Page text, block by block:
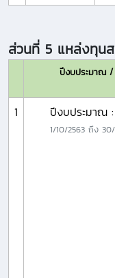
ส่วนที่ 5 แหล่งทุน
ปีงบประมาณ
1 ปีงบประมาณ
1/10/2563 ถึง